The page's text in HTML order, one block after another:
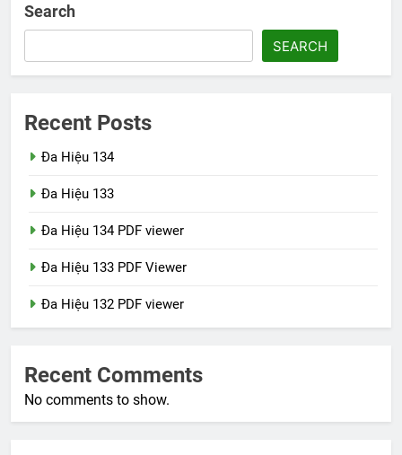
Search
SEARCH
Recent Posts
Đa Hiệu 134
Đa Hiệu 133
Đa Hiệu 134 PDF viewer
Đa Hiệu 133 PDF Viewer
Đa Hiệu 132 PDF viewer
Recent Comments
No comments to show.